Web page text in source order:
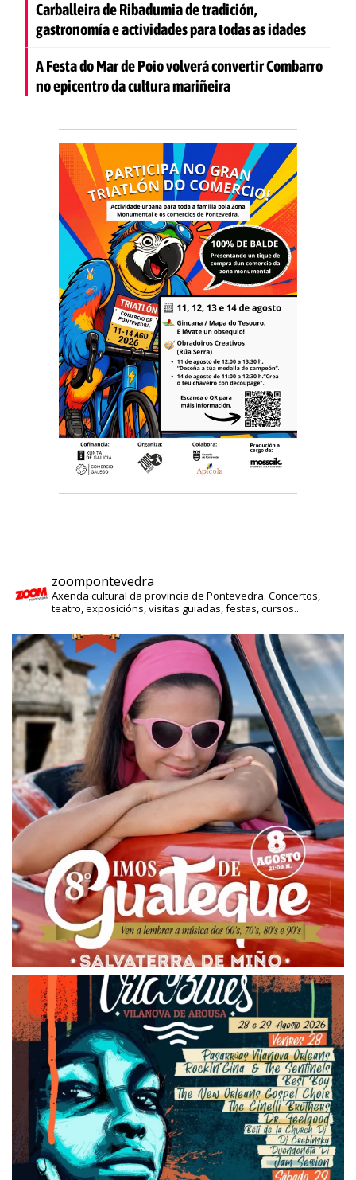
Carballeira de Ribadumia de tradición,
gastronomía e actividades para todas as idades
A Festa do Mar de Poio volverá convertir Combarro
no epicentro da cultura mariñeira
zoompontevedra
Axenda cultural da provincia de Pontevedra. Concertos,
teatro, exposicións, visitas guiadas, festas, cursos...